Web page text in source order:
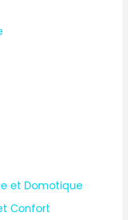
et Domotique
Confort